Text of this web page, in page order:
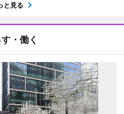
と見る
・働く